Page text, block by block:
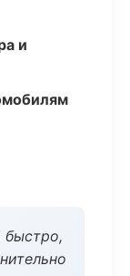
и
быстро,